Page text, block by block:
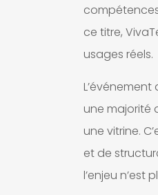
ce titre,
usages réels.
une majorité
une vitrine.
et de
l’enjeu